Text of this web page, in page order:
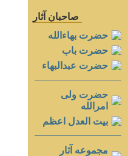
صاحبان آثار
حضرت بهاءالله
حضرت باب
حضرت عبدالبهاء
حضرت ولی
امرالله
بيت العدل اعظم
مجموعه آثار